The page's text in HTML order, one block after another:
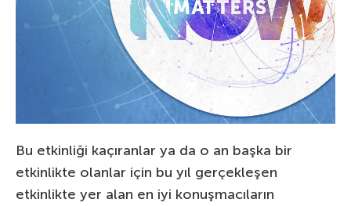
Bu etkinliği kaçıranlar ya da o an başka bir
etkinlikte olanlar için bu yıl gerçekleşen
etkinlikte yer alan en iyi konuşmacıların